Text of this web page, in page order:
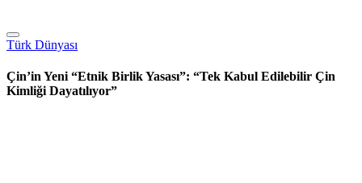
Türk Dünyası
Çin’in Yeni “Etnik Birlik Yasası”: “Tek Kabul Edilebilir Çin
Kimliği Dayatılıyor”